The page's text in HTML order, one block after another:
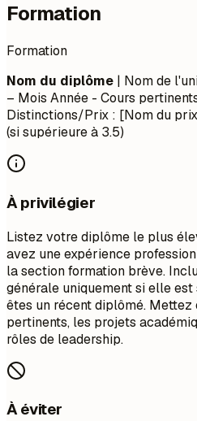
Formation
Formation
Nom du diplôme | Nom de
– Mois Année - Cours
Distinctions/Prix : [Nom du
(si supérieure à 3.5)
À privilégier
Listez votre diplôme le plus
avez une expérience
la section formation brève.
générale uniquement si elle
êtes un récent diplômé. Mettez
pertinents, les projets
rôles de leadership.
À éviter